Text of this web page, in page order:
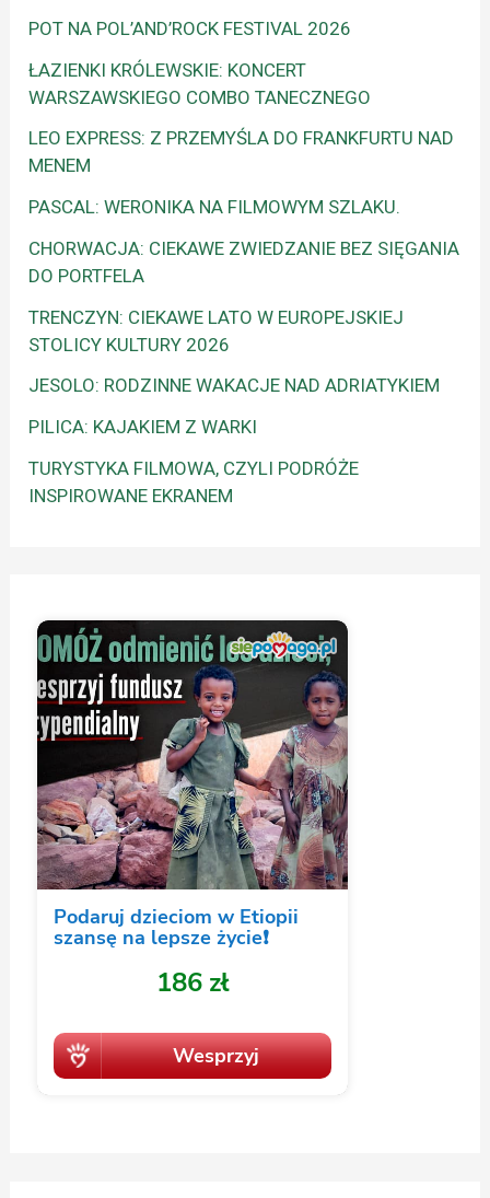
POT NA POL’AND’ROCK FESTIVAL 2026
ŁAZIENKI KRÓLEWSKIE: KONCERT
WARSZAWSKIEGO COMBO TANECZNEGO
LEO EXPRESS: Z PRZEMYŚLA DO FRANKFURTU NAD
MENEM
PASCAL: WERONIKA NA FILMOWYM SZLAKU.
CHORWACJA: CIEKAWE ZWIEDZANIE BEZ SIĘGANIA
DO PORTFELA
TRENCZYN: CIEKAWE LATO W EUROPEJSKIEJ
STOLICY KULTURY 2026
JESOLO: RODZINNE WAKACJE NAD ADRIATYKIEM
PILICA: KAJAKIEM Z WARKI
TURYSTYKA FILMOWA, CZYLI PODRÓŻE
INSPIROWANE EKRANEM